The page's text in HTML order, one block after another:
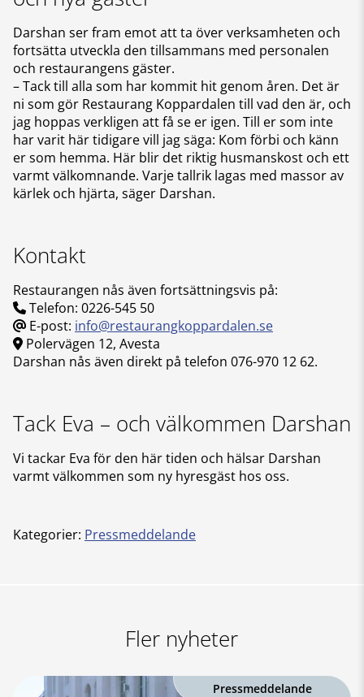
Darshan ser fram emot att ta över verksamheten och
fortsätta utveckla den tillsammans med personalen
och restaurangens gäster.
– Tack till alla som har kommit hit genom åren. Det är
ni som gör Restaurang Koppardalen till vad den är, och
jag hoppas verkligen att få se er igen. Till er som inte
har varit här tidigare vill jag säga: Kom förbi och känn
er som hemma. Här blir det riktig husmanskost och ett
varmt välkomnande. Varje tallrik lagas med massor av
kärlek och hjärta, säger Darshan.
Kontakt
Restaurangen nås även fortsättningsvis på:
Telefon: 0226-545 50
E-post: info@restaurangkoppardalen.se
Polervägen 12, Avesta
Darshan nås även direkt på telefon 076-970 12 62.
Tack Eva – och välkommen Darshan
Vi tackar Eva för den här tiden och hälsar Darshan
varmt välkommen som ny hyresgäst hos oss.
Kategorier: Pressmeddelande
Fler nyheter
Pressmeddelande